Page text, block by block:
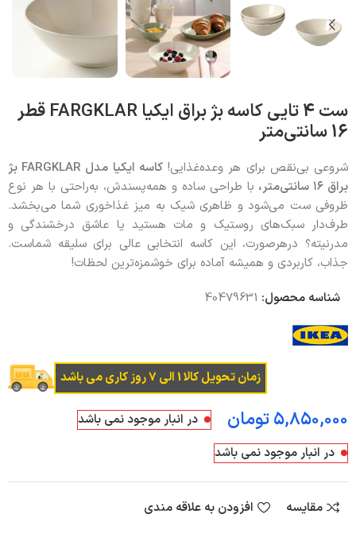
ست 4 تایی کاسه بژ براق ایکیا FARGKLAR قطر
16 سانتی‌متر
شروعی بی‌نقص برای هر وعده‌غذایی!کاسه ایکیا مدل FARGKLAR بژ
براق ۱۶ سانتی‌متر، با طراحی ساده و همه‌پسندش، به‌راحتی با هر نوع
ظروفی ست می‌شود و ظاهری شیک به میز غذاخوری شما می‌بخشد.
طرف‌دار سبک‌های روستیک و مات هستید یا عاشق درخشندگی و
مدرنیته؟ درهرصورت، این کاسه انتخابی عالی برای سلیقه شماست.
جذاب، کاربردی و همیشه آماده برای خوشمزه‌ترین لحظات!
شناسه محصول: 40479631
زمان تحویل کالا 1 الی 7 روز کاری می باشد
تومان
در انبار موجود نمی باشد
در انبار موجود نمی باشد
مقایسه افزودن به علاقه مندی